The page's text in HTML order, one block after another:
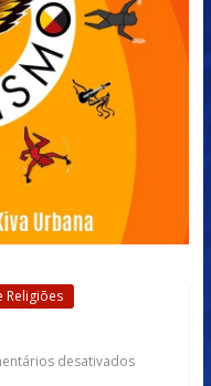
Religiões
desativados